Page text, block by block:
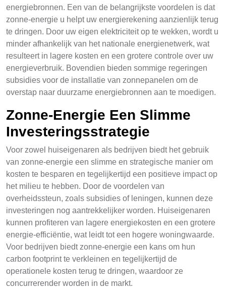
energiebronnen. Een van de belangrijkste voordelen is dat
zonne-energie u helpt uw energierekening aanzienlijk terug
te dringen. Door uw eigen elektriciteit op te wekken, wordt u
minder afhankelijk van het nationale energienetwerk, wat
resulteert in lagere kosten en een grotere controle over uw
energieverbruik. Bovendien bieden sommige regeringen
subsidies voor de installatie van zonnepanelen om de
overstap naar duurzame energiebronnen aan te moedigen.
Zonne-Energie Een Slimme
Investeringsstrategie
Voor zowel huiseigenaren als bedrijven biedt het gebruik
van zonne-energie een slimme en strategische manier om
kosten te besparen en tegelijkertijd een positieve impact op
het milieu te hebben. Door de voordelen van
overheidssteun, zoals subsidies of leningen, kunnen deze
investeringen nog aantrekkelijker worden. Huiseigenaren
kunnen profiteren van lagere energiekosten en een grotere
energie-efficiëntie, wat leidt tot een hogere woningwaarde.
Voor bedrijven biedt zonne-energie een kans om hun
carbon footprint te verkleinen en tegelijkertijd de
operationele kosten terug te dringen, waardoor ze
concurrerender worden in de markt.